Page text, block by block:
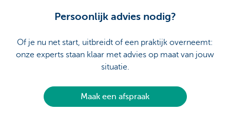
Persoonlijk advies nodig?
Of je nu net start, uitbreidt of een praktijk overneemt:
onze experts staan klaar met advies op maat van jouw
situatie.
Maak een afspraak